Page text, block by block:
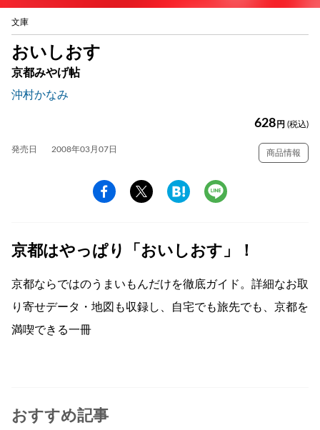
文庫
おいしおす
京都みやげ帖
沖村かなみ
628 円 (税込)
発売日 2008年03月07日 商品情報
京都はやっぱり「おいしおす」！
京都ならではのうまいもんだけを徹底ガイド。詳細なお取
り寄せデータ・地図も収録し、自宅でも旅先でも、京都を
満喫できる一冊
おすすめ記事